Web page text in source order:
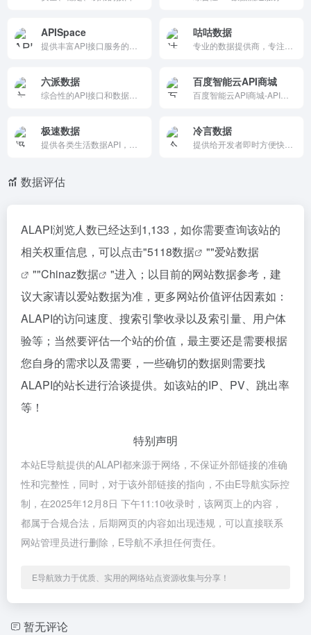
APISpace 咕咕数据
六派数据 百度智能云API商城
极速数据 冷言数据
数据评估
ALAPI浏览人数已经达到1,133，如你需要查询该站的
相关权重信息，可以点击"5118数据 ""爱站数据
""Chinaz数据
"进入；以目前的网站数据参考，建
议大家请以爱站数据为准，更多网站价值评估因素如：
ALAPI的访问速度、搜索引擎收录以及索引量、用户体
验等；当然要评估一个站的价值，最主要还是需要根据
您自身的需求以及需要，一些确切的数据则需要找
ALAPI的站长进行洽谈提供。如该站的IP、PV、跳出率
等！
特别声明
本站E导航提供的ALAPI都来源于网络，不保证外部链接的准确
性和完整性，同时，对于该外部链接的指向，不由E导航实际控
制，在2025年12月8日 下午11:10收录时，该网页上的内容，
都属于合规合法，后期网页的内容如出现违规，可以直接联系
网站管理员进行删除，E导航不承担任何责任。
E导航致力于优质、实用的网络站点资源收集与分享！
暂无评论